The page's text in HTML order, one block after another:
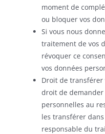
moment de
ou bloquer vos
Si vous nous
traitement de vos
révoquer ce
vos données
Droit de transférer
droit de demander
personnelles au
les transférer
responsable du